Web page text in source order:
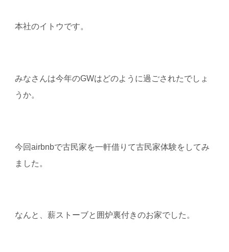
本社のイトウです。
みなさんは今年のGWはどのように過ごされたでしょ
うか。
今回airbnbで古民家を一軒借りて古民家体験をしてみ
ました。
なんと、薪ストーブと囲炉裏付きのお家でした。